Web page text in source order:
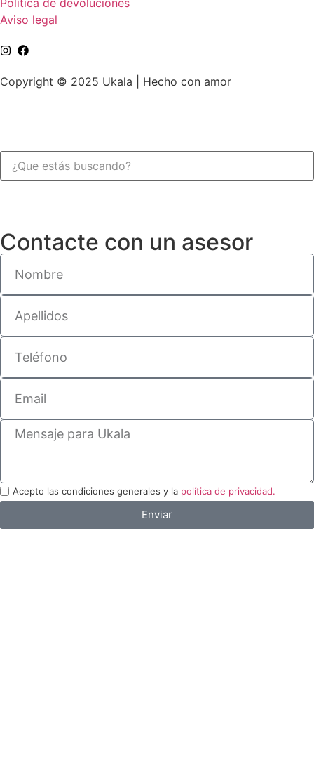
Política de devoluciones
Aviso legal
Copyright © 2025 Ukala | Hecho con amor
Contacte con un asesor
Acepto las condiciones generales y la política de privacidad.
Enviar